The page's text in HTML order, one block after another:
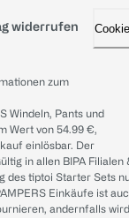
widerrufen
zum
Windeln, Pants und
Wert von 54.99 €,
einlösbar. Der
in allen BIPA Filialen
des tiptoi Starter Sets
Einkäufe ist
andernfalls wird